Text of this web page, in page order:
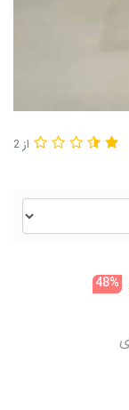
از 2
48%